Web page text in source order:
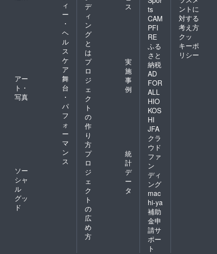
ィ
ー
・
ヘ
ル
ス
ケ
ア
アー
ト・
写真
舞
台
・
パ
フ
ォ
ー
マ
ン
ス
ソー
シャ
ル
グッ
ド
デ
ィ
ン
グ
と
は
ス
プ
ロ
ジ
ェ
ク
ト
の
作
り
方
実
施
事
例
プ
ロ
ジ
ェ
ク
ト
の
広
め
方
統
計
デ
ー
タ
ts
CAM
PFI
RE
ふる
さと
納税
AD
FOR
ALL
HIO
KOS
HI
JFA
クラ
ウド
ファ
ン
ディ
ング
mac
hi-ya
補助
金申
請サ
ポー
ト
ントに
対する
考え方
クッ
キーポ
リシー